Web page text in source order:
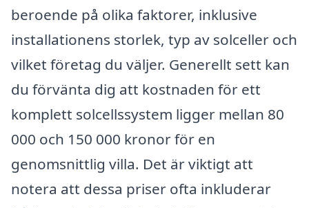
beroende på olika faktorer, inklusive
installationens storlek, typ av solceller och
vilket företag du väljer. Generellt sett kan
du förvänta dig att kostnaden för ett
komplett solcellssystem ligger mellan 80
000 och 150 000 kronor för en
genomsnittlig villa. Det är viktigt att
notera att dessa priser ofta inkluderar